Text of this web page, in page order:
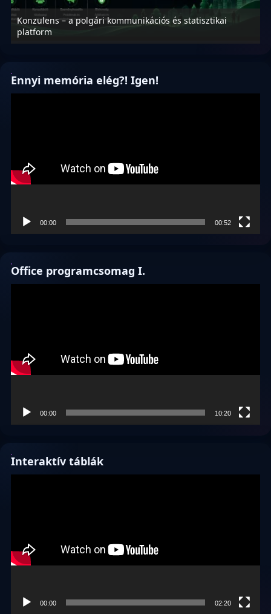
Konzulens – a polgári kommunikációs és statisztikai
platform
Ennyi memória elég?! Igen!
00:00 00:52
Office programcsomag I.
00:00 10:20
Interaktív táblák
00:00 02:20